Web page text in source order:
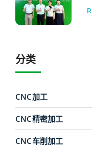
分类
CNC加工
CNC精密加工
CNC车削加工